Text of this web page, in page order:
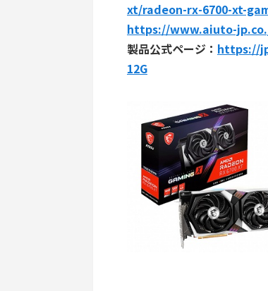
xt/radeon-rx-6700-xt-
https://www.aiuto-
製品公式ページ： https://
12G